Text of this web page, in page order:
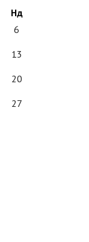
Нд
6
13
20
27